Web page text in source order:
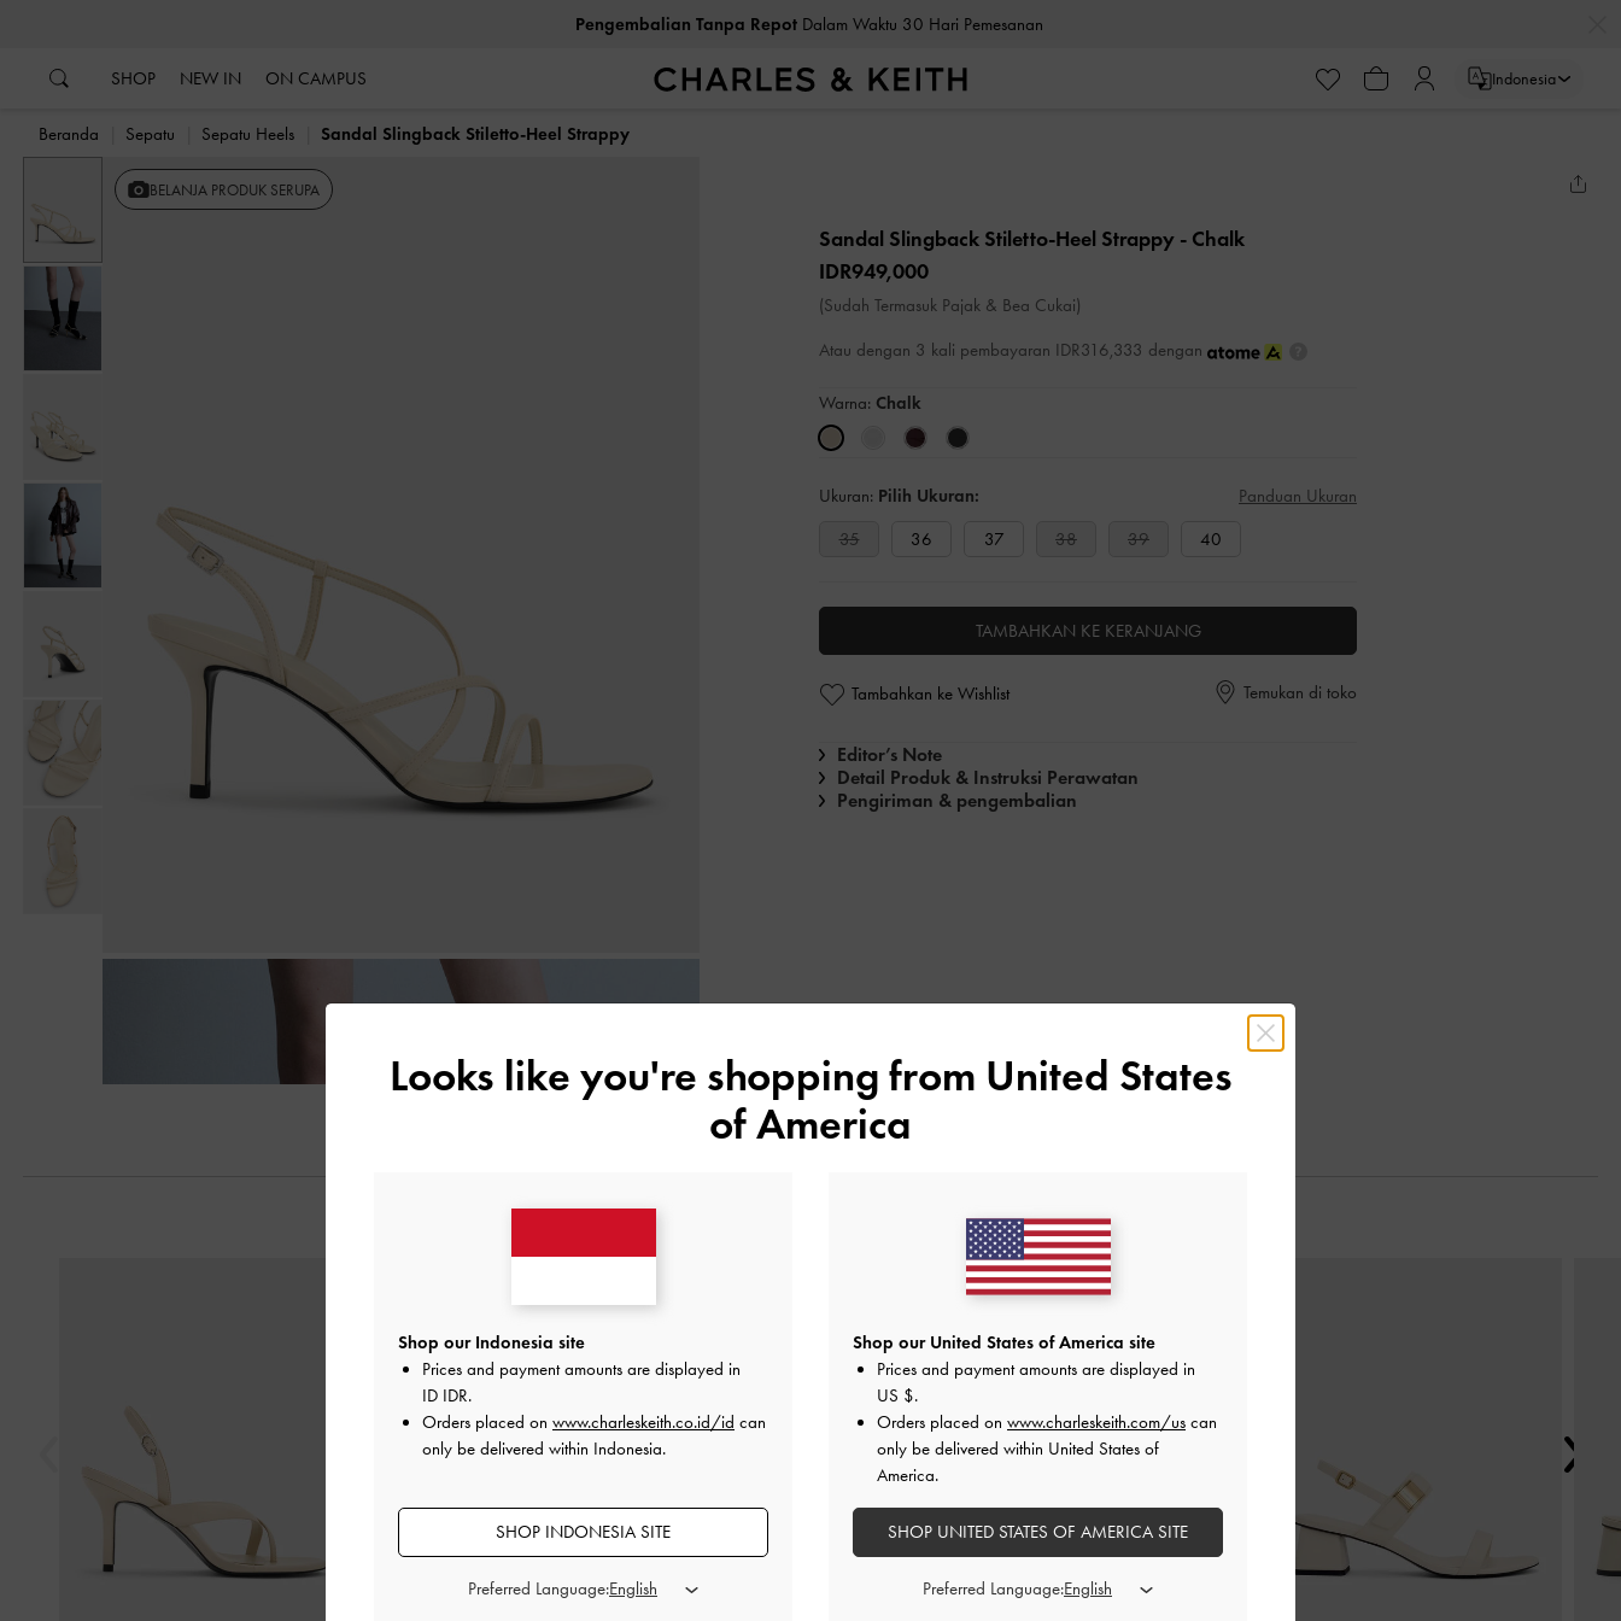
Pengembalian Tanpa RepotDalam Waktu 30 Hari Pemesanan
SHOP NEW IN ON CAMPUS Indonesia
Beranda Sepatu Sepatu Heels Sandal Slingback Stiletto-Heel Strappy
BELANJA PRODUK SERUPA
Sandal Slingback Stiletto-Heel Strappy - Chalk
IDR949,000
(Sudah Termasuk Pajak & Bea Cukai)
Atau dengan 3 kali pembayaran IDR316,333 dengan
Warna: Chalk
Ukuran: Pilih Ukuran:
Panduan Ukuran
35
36 37 38 39 40
TAMBAHKAN KE KERANJANG
Tambahkan ke Wishlist Temukan di toko
Editor’s Note
Detail Produk & Instruksi Perawatan
Pengiriman & pengembalian
ANDA MUNGKIN JUGA MENYUKAI
Looks like you're shopping from United States
of America
Shop our Indonesia site
Prices and payment amounts are displayed in
ID IDR.
Orders placed on www.charleskeith.co.id/id can
only be delivered within Indonesia.
SHOP INDONESIA SITE
Preferred Language:
Shop our United States of America site
Prices and payment amounts are displayed in
US $.
Orders placed on www.charleskeith.com/us can
only be delivered within United States of
America.
SHOP UNITED STATES OF AMERICA SITE
Preferred Language: